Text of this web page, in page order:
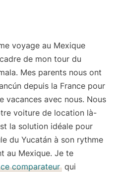
voyage au Mexique
de mon tour du
Mes parents nous ont
depuis la France pour
vacances avec nous. Nous
voiture de location là-
la solution idéale pour
du Yucatán à son rythme
au Mexique. Je te
ce comparateur qui